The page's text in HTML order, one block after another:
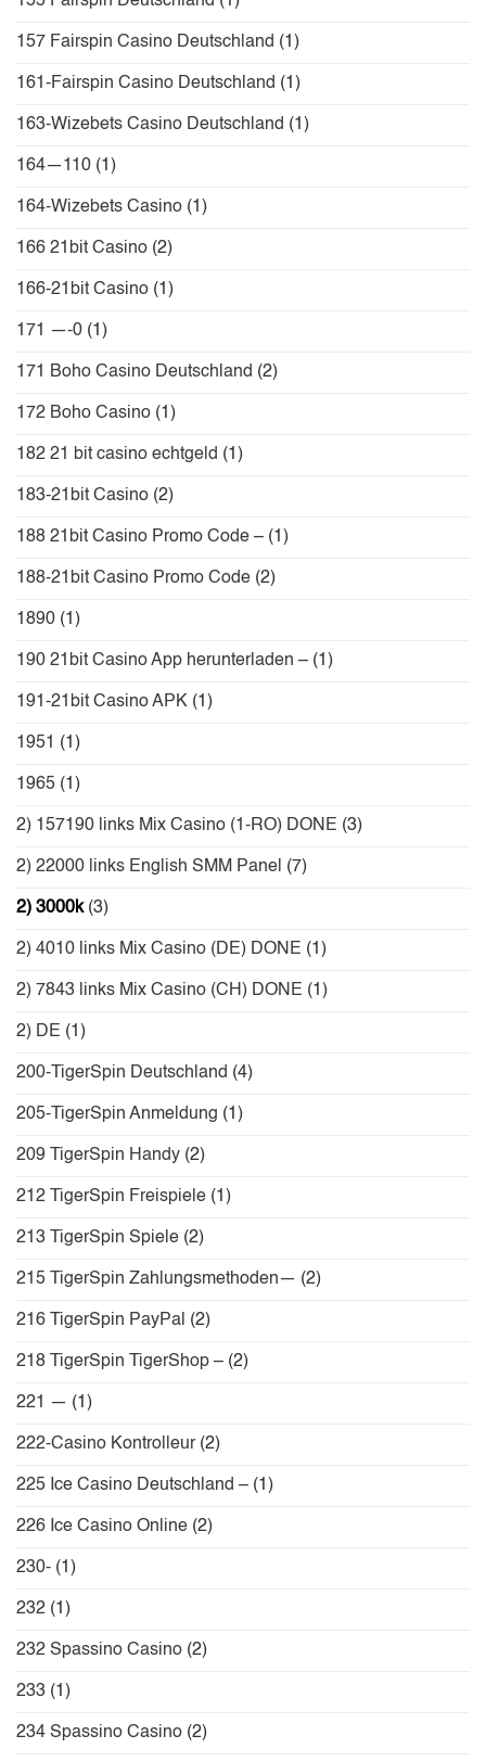
157 Fairspin Casino Deutschland (1)
161-Fairspin Casino Deutschland (1)
163-Wizebets Casino Deutschland (1)
164—110 (1)
164-Wizebets Casino (1)
166 21bit Casino (2)
166-21bit Casino (1)
171 —-0 (1)
171 Boho Casino Deutschland (2)
172 Boho Casino (1)
182 21 bit casino echtgeld (1)
183-21bit Casino (2)
188 21bit Casino Promo Code – (1)
188-21bit Casino Promo Code (2)
1890 (1)
190 21bit Casino App herunterladen – (1)
191-21bit Casino APK (1)
1951 (1)
1965 (1)
2) 157190 links Mix Casino (1-RO) DONE (3)
2) 22000 links English SMM Panel (7)
2) 3000k(3)
2) 4010 links Mix Casino (DE) DONE (1)
2) 7843 links Mix Casino (CH) DONE (1)
2) DE (1)
200-TigerSpin Deutschland (4)
205-TigerSpin Anmeldung (1)
209 TigerSpin Handy (2)
212 TigerSpin Freispiele (1)
213 TigerSpin Spiele (2)
215 TigerSpin Zahlungsmethoden— (2)
216 TigerSpin PayPal (2)
218 TigerSpin TigerShop – (2)
221 — (1)
222-Casino Kontrolleur(2)
225 Ice Casino Deutschland – (1)
226 Ice Casino Online (2)
230- (1)
232 (1)
232 Spassino Casino (2)
233 (1)
234 Spassino Casino (2)